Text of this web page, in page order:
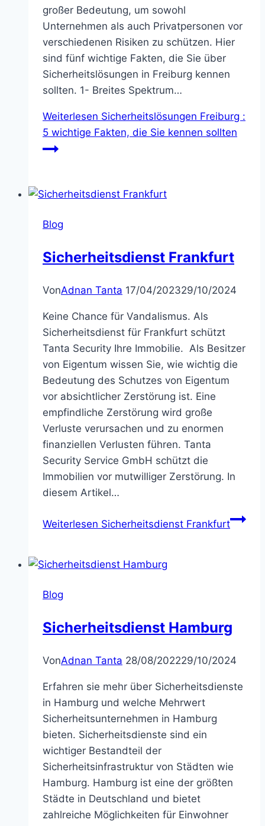
großer Bedeutung, um sowohl
Unternehmen als auch Privatpersonen vor
verschiedenen Risiken zu schützen. Hier
sind fünf wichtige Fakten, die Sie über
Sicherheitslösungen in Freiburg kennen
sollten. 1- Breites Spektrum…
Weiterlesen Sicherheitslösungen Freiburg :
5 wichtige Fakten, die Sie kennen sollten
Blog
Sicherheitsdienst Frankfurt
VonAdnan Tanta 17/04/202329/10/2024
Keine Chance für Vandalismus. Als
Sicherheitsdienst für Frankfurt schützt
Tanta Security Ihre Immobilie. Als Besitzer
von Eigentum wissen Sie, wie wichtig die
Bedeutung des Schutzes von Eigentum
vor absichtlicher Zerstörung ist. Eine
empfindliche Zerstörung wird große
Verluste verursachen und zu enormen
finanziellen Verlusten führen. Tanta
Security Service GmbH schützt die
Immobilien vor mutwilliger Zerstörung. In
diesem Artikel…
Weiterlesen Sicherheitsdienst Frankfurt
Blog
Sicherheitsdienst Hamburg
VonAdnan Tanta 28/08/202229/10/2024
Erfahren sie mehr über Sicherheitsdienste
in Hamburg und welche Mehrwert
Sicherheitsunternehmen in Hamburg
bieten. Sicherheitsdienste sind ein
wichtiger Bestandteil der
Sicherheitsinfrastruktur von Städten wie
Hamburg. Hamburg ist eine der größten
Städte in Deutschland und bietet
zahlreiche Möglichkeiten für Einwohner